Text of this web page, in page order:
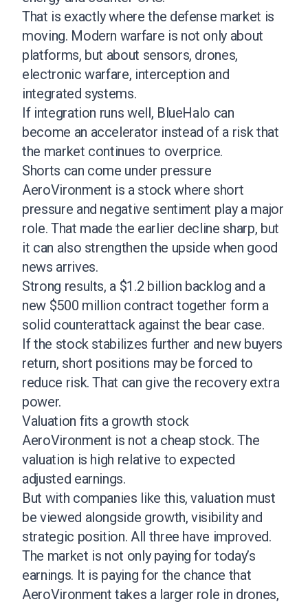
That is exactly where the defense market is
moving. Modern warfare is not only about
platforms, but about sensors, drones,
electronic warfare, interception and
integrated systems.
If integration runs well, BlueHalo can
become an accelerator instead of a risk that
the market continues to overprice.
Shorts can come under pressure
AeroVironment is a stock where short
pressure and negative sentiment play a major
role. That made the earlier decline sharp, but
it can also strengthen the upside when good
news arrives.
Strong results, a $1.2 billion backlog and a
new $500 million contract together form a
solid counterattack against the bear case.
If the stock stabilizes further and new buyers
return, short positions may be forced to
reduce risk. That can give the recovery extra
power.
Valuation fits a growth stock
AeroVironment is not a cheap stock. The
valuation is high relative to expected
adjusted earnings.
But with companies like this, valuation must
be viewed alongside growth, visibility and
strategic position. All three have improved.
The market is not only paying for today’s
earnings. It is paying for the chance that
AeroVironment takes a larger role in drones,